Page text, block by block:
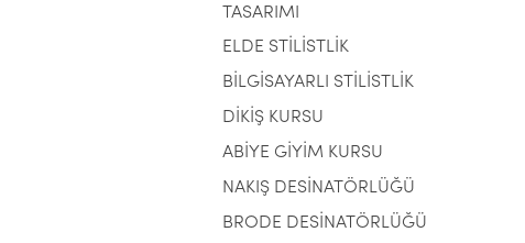
TASARIMI
ELDE STİLİSTLİK
BİLGİSAYARLI STİLİSTLİK
DİKİŞ KURSU
ABİYE GİYİM KURSU
NAKIŞ DESİNATÖRLÜĞÜ
BRODE DESİNATÖRLÜĞÜ